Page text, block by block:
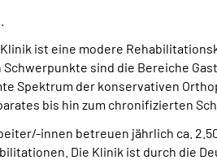
ist eine modere
sind die Bereiche
Spektrum der konservativen
bis hin zum chronifizierten
innen betreuen jährlich ca.
Die Klinik ist durch die